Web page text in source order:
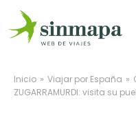
Inicio » Viajar por España »
ZUGARRAMURDI: visita su